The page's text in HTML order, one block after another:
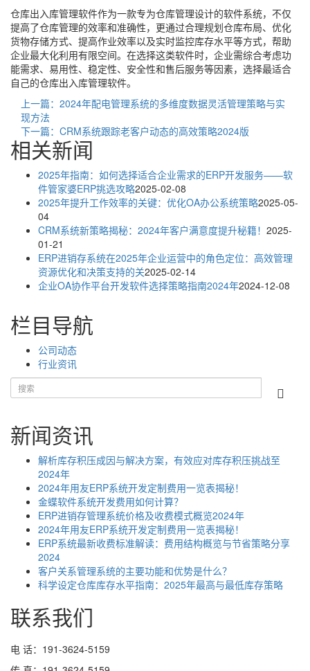
仓库出入库管理软件作为一款专为仓库管理设计的软件系统，不仅
提高了仓库管理的效率和准确性，更通过合理规划仓库布局、优化
货物存储方式、提高作业效率以及实时监控库存水平等方式，帮助
企业最大化利用有限空间。在选择这类软件时，企业需综合考虑功
能需求、易用性、稳定性、安全性和售后服务等因素，选择最适合
自己的仓库出入库管理软件。
上一篇：2024年配电管理系统的多维度数据灵活管理策略与实
现方法
下一篇：CRM系统跟踪老客户动态的高效策略2024版
相关新闻
2025年指南：如何选择适合企业需求的ERP开发服务——软
件管家婆ERP挑选攻略2025-02-08
2025年提升工作效率的关键：优化OA办公系统策略2025-05-
04
CRM系统新策略揭秘：2024年客户满意度提升秘籍！ 2025-
01-21
ERP进销存系统在2025年企业运营中的角色定位：高效管理
资源优化和决策支持的关2025-02-14
企业OA协作平台开发软件选择策略指南2024年2024-12-08
栏目导航
公司动态
行业资讯
新闻资讯
解析库存积压成因与解决方案，有效应对库存积压挑战至
2024年
2024年用友ERP系统开发定制费用一览表揭秘！
金蝶软件系统开发费用如何计算？
ERP进销存管理系统价格及收费模式概览2024年
2024年用友ERP系统开发定制费用一览表揭秘！
ERP系统最新收费标准解读：费用结构概览与节省策略分享
2024
客户关系管理系统的主要功能和优势是什么？
科学设定仓库库存水平指南：2025年最高与最低库存策略
联系我们
电 话：191-3624-5159